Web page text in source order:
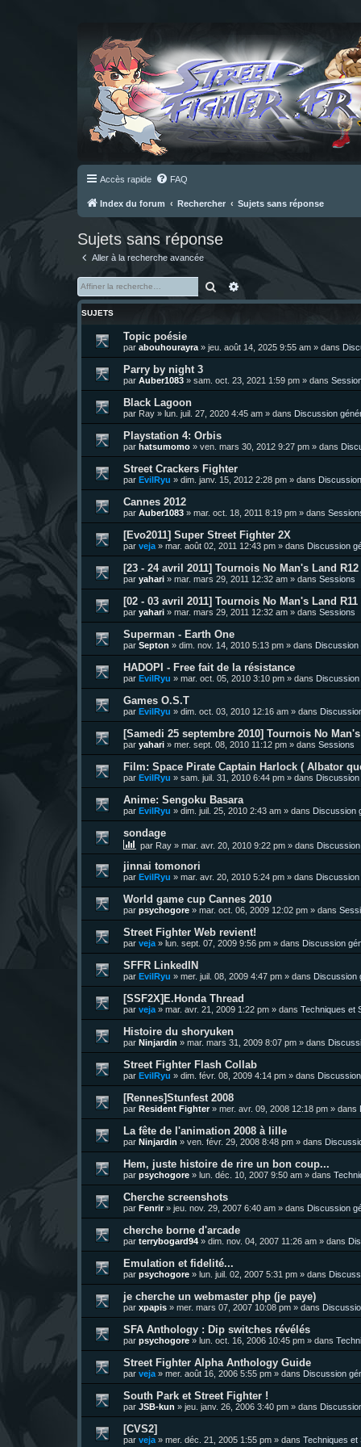
Accès rapide FAQ
Index du forum Rechercher Sujets sans réponse
Sujets sans réponse
Aller à la recherche avancée
Rechercher
Recherche avancée
SUJETS
Topic poésie
par abouhourayra » jeu. août 14, 2025 9:55 am » dans
Parry by night 3
par Auber1083 » sam. oct. 23, 2021 1:59 pm » dans
Black Lagoon
par Ray » lun. juil. 27, 2020 4:45 am » dans Discussion
Playstation 4: Orbis
par hatsumomo » ven. mars 30, 2012 9:27 pm » dans
Street Crackers Fighter
par EvilRyu » dim. janv. 15, 2012 2:28 pm » dans
Cannes 2012
par Auber1083 » mar. oct. 18, 2011 8:19 pm » dans
[Evo2011] Super Street Fighter 2X
par veja » mar. août 02, 2011 12:43 pm » dans Discussion
[23 - 24 avril 2011] Tournois No Man's Land
par yahari » mar. mars 29, 2011 12:32 am » dans Sessions
[02 - 03 avril 2011] Tournois No Man's Land
par yahari » mar. mars 29, 2011 12:32 am » dans Sessions
Superman - Earth One
par Septon » dim. nov. 14, 2010 5:13 pm » dans Discussion
HADOPI - Free fait de la résistance
par EvilRyu » mar. oct. 05, 2010 3:10 pm » dans
Games O.S.T
par EvilRyu » dim. oct. 03, 2010 12:16 am » dans
[Samedi 25 septembre 2010] Tournois No
par yahari » mer. sept. 08, 2010 11:12 pm » dans Sessions
Film: Space Pirate Captain Harlock ( Albator
par EvilRyu » sam. juil. 31, 2010 6:44 pm » dans
Anime: Sengoku Basara
par EvilRyu » dim. juil. 25, 2010 2:43 am » dans Discussion
sondage
par Ray » mar. avr. 20, 2010 9:22 pm » dans
jinnai tomonori
par EvilRyu » mar. avr. 20, 2010 5:24 pm » dans
World game cup Cannes 2010
par psychogore » mar. oct. 06, 2009 12:02 pm » dans
Street Fighter Web revient!
par veja » lun. sept. 07, 2009 9:56 pm » dans Discussion
SFFR LinkedIN
par EvilRyu » mer. juil. 08, 2009 4:47 pm » dans Discussion
[SSF2X]E.Honda Thread
par veja » mar. avr. 21, 2009 1:22 pm » dans Techniques et
Histoire du shoryuken
par Ninjardin » mar. mars 31, 2009 8:07 pm » dans
Street Fighter Flash Collab
par EvilRyu » dim. févr. 08, 2009 4:14 pm » dans
[Rennes]Stunfest 2008
par Resident Fighter» mer. avr. 09, 2008 12:18 pm » dans
La fête de l'animation 2008 à lille
par Ninjardin » ven. févr. 29, 2008 8:48 pm » dans
Hem, juste histoire de rire un bon coup...
par psychogore » lun. déc. 10, 2007 9:50 am » dans
Cherche screenshots
par Fenrir» jeu. nov. 29, 2007 6:40 am » dans Discussion
cherche borne d'arcade
par terrybogard94 » dim. nov. 04, 2007 11:26 am » dans
Emulation et fidelité...
par psychogore » lun. juil. 02, 2007 5:31 pm » dans
je cherche un webmaster php (je paye)
par xpapis » mer. mars 07, 2007 10:08 pm » dans
SFA Anthology : Dip switches révélés
par psychogore » lun. oct. 16, 2006 10:45 pm » dans
Street Fighter Alpha Anthology Guide
par veja » mer. août 16, 2006 5:55 pm » dans Discussion
South Park et Street Fighter !
par JSB-kun » jeu. janv. 26, 2006 3:40 pm » dans
[CVS2]
par veja » mer. déc. 21, 2005 1:55 pm » dans Techniques et